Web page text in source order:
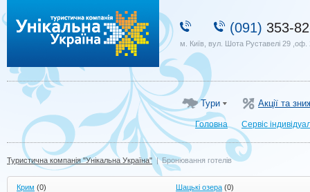
(091) 353-
м. Київ, вул. Шота Руставелі 29
Тури Акції та
Головна Сервіс
Туристична компанія "Унікальна Україна" | Бронювання готелів
Крим (0) Шацькі озера (0)